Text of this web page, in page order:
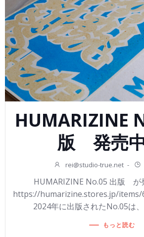
HUMARIZINE
版 発売中
rei@studio-true.net -
HUMARIZINE No.05 出版 が
https://humarizine.stores.jp/items/
2024年に出版されたNo.05は
もっと読む